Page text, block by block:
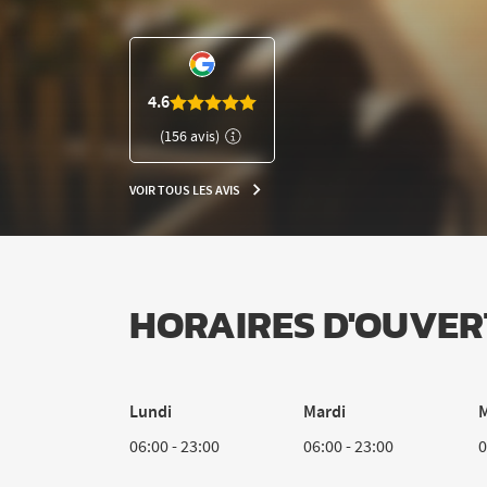
TÉLÉPHONE
CLUB
L'APPART
FITNESS
4.6
(156 avis)
VOIR TOUS LES AVIS
VOIR
TOUS
LES
HORAIRES
Lundi
06:00-23:00
Mardi
06:00-23:00